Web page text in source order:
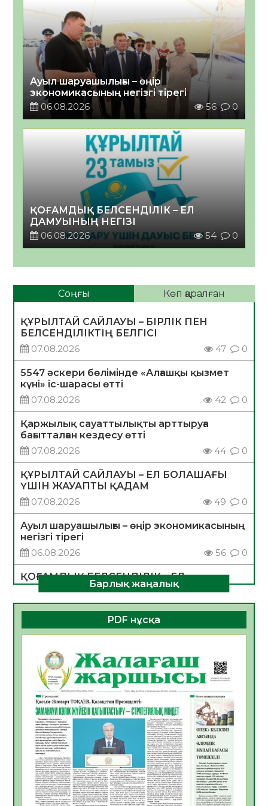
Ауыл шаруашылығы – өңір
экономикасының негізгі тірегі
06.08.2026
56 0
ҚОҒАМДЫҚ БЕЛСЕНДІЛІК – ЕЛ
ДАМУЫНЫҢ НЕГІЗІ
06.08.2026
54 0
Соңғы Көп қаралған
ҚҰРЫЛТАЙ САЙЛАУЫ – БІРЛІК ПЕН
БЕЛСЕНДІЛІКТІҢ БЕЛГІСІ
07.08.2026
47 0
5547 әскери бөлімінде «Алғашқы қызмет
күні» іс-шарасы өтті
07.08.2026
42 0
Қаржылық сауаттылықты арттыруға
бағытталған кездесу өтті
07.08.2026
44 0
ҚҰРЫЛТАЙ САЙЛАУЫ – ЕЛ БОЛАШАҒЫ
ҮШІН ЖАУАПТЫ ҚАДАМ
07.08.2026
49 0
Ауыл шаруашылығы – өңір экономикасының
негізгі тірегі
06.08.2026
56 0
ҚОҒАМДЫҚ БЕЛСЕНДІЛІК – ЕЛ
ДАМУЫНЫҢ НЕГІЗІ
06.08.2026
54 0
ҚҰРЫЛТАЙ САЙЛАУЫ – БОЛАШАҚҚА
БАСТАР ЖАУАПТЫ ТАҢДАУ
06.08.2026
Инфекциялық ауруларға қарсы иммундау
жұмыстарының тиімділігі
06.08.2026
58
Көкжөтел ауруы туралы
06.08.2026
56
АПВ вакцинасы туралы мәлімет
06.08.2026
57
Барлық жаңалық
PDF нұсқа